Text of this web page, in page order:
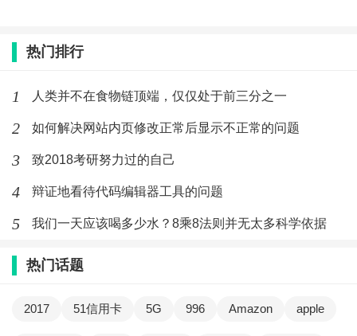
热门排行
1 人类并不在食物链顶端，仅仅处于前三分之一
2 如何解决网站内页修改正常后显示不正常的问题
3 致2018考研努力过的自己
4 辩证地看待代码编辑器工具的问题
5 我们一天应该喝多少水？8乘8法则并无太多科学依据
热门话题
2017 51信用卡 5G 996 Amazon apple